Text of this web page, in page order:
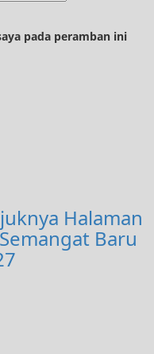
pada peramban ini
Halaman
Baru